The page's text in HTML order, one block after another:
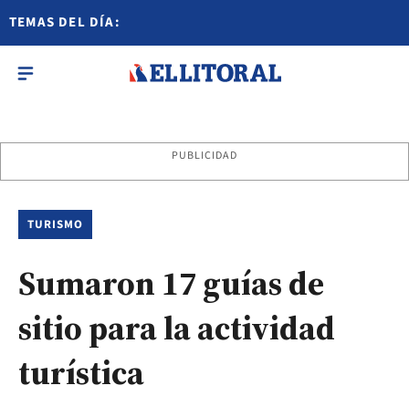
TEMAS DEL DÍA:
PUBLICIDAD
TURISMO
Sumaron 17 guías de
sitio para la actividad
turística